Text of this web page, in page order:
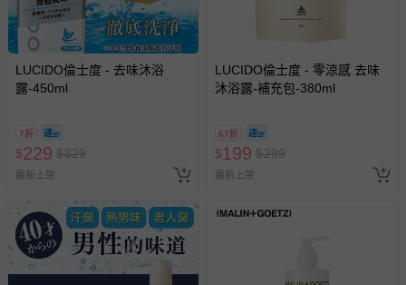
LUCIDO倫士度 - 去味沐浴
露-450ml
7折
$229 $329
最新上架
LUCIDO倫士度 - 零涼感 去味
沐浴露-補充包-380ml
67折
$199 $299
最新上架